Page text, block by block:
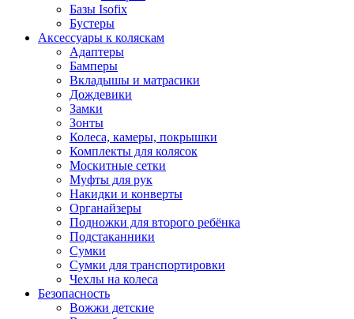
Базы Isofix
Бустеры
Аксессуары к коляскам
Адаптеры
Бамперы
Вкладышы и матрасики
Дождевики
Замки
Зонты
Колеса, камеры, покрышки
Комплекты для колясок
Москитные сетки
Муфты для рук
Накидки и конверты
Органайзеры
Подножки для второго ребёнка
Подстаканники
Сумки
Сумки для транспортировки
Чехлы на колеса
Безопасность
Вожжи детские